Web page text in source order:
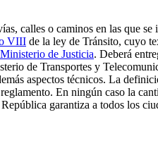
calles o caminos en las que se
VIII de la ley de Tránsito, cuyo
de Justicia. Deberá
de Transportes y
aspectos técnicos. La
En ningún caso la
garantiza a todos los